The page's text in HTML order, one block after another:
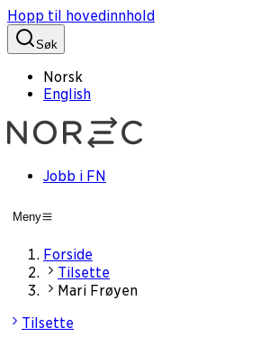
Hopp til hovedinnhold
Søk
Norsk
English
Jobb i FN
Meny
Forside
Tilsette
Mari Frøyen
Tilsette